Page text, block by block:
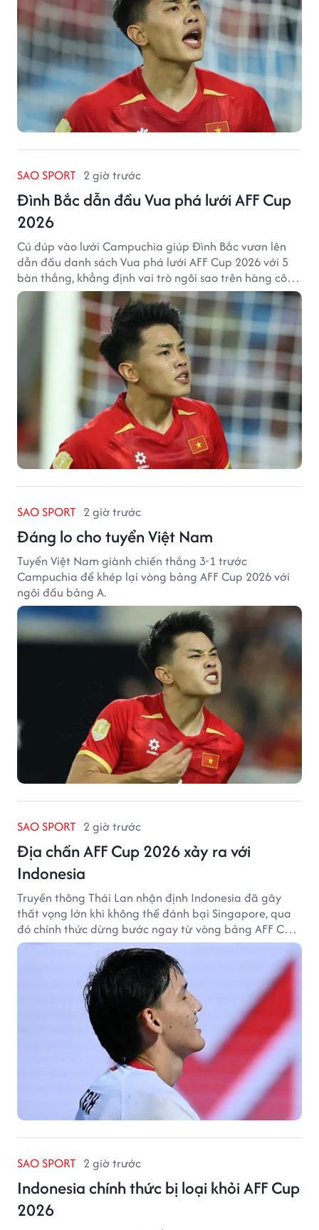
SAO SPORT 2 giờ trước
Đình Bắc dẫn đầu Vua phá lưới AFF Cup
2026
Cú đúp vào lưới Campuchia giúp Đình Bắc vươn lên
dẫn đầu danh sách Vua phá lưới AFF Cup 2026 với 5
bàn thắng, khẳng định vai trò ngôi sao trên hàng công
tuyển Việt Nam.
SAO SPORT 2 giờ trước
Đáng lo cho tuyển Việt Nam
Tuyển Việt Nam giành chiến thắng 3-1 trước
Campuchia để khép lại vòng bảng AFF Cup 2026 với
ngôi đầu bảng A.
SAO SPORT 2 giờ trước
Địa chấn AFF Cup 2026 xảy ra với
Indonesia
Truyền thông Thái Lan nhận định Indonesia đã gây
thất vọng lớn khi không thể đánh bại Singapore, qua
đó chính thức dừng bước ngay từ vòng bảng AFF Cup
2026.
SAO SPORT 2 giờ trước
Indonesia chính thức bị loại khỏi AFF Cup
2026